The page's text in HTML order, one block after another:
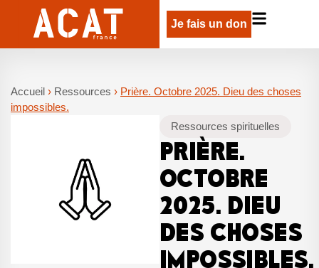
Je fais un don
Accueil › Ressources › Prière. Octobre 2025. Dieu des choses
impossibles.
Ressources spirituelles
PRIÈRE.
OCTOBRE
2025. DIEU
DES CHOSES
IMPOSSIBLES.